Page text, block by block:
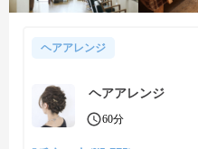
ヘアアレンジ
ヘアアレンジ
60分